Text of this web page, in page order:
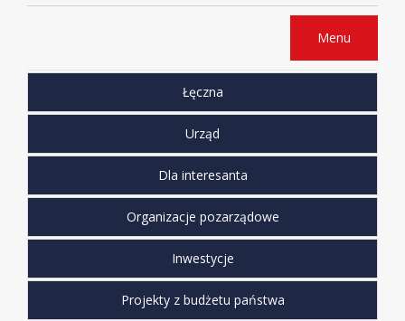
Menu
Łęczna
Urząd
Dla interesanta
Organizacje pozarządowe
Inwestycje
Projekty z budżetu państwa